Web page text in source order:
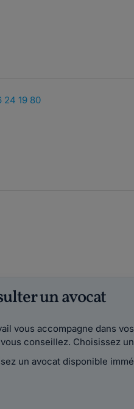
24 19 80
un avocat
vous accompagne dans
conseillez. Choisissez
un avocat disponible